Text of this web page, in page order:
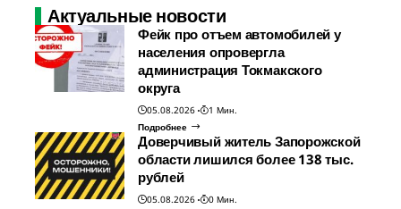
Актуальные новости
Фейк про отъем автомобилей у
населения опровергла
администрация Токмакского
округа
05.08.2026
1 Мин.
Подробнее
Доверчивый житель Запорожской
области лишился более 138 тыс.
рублей
05.08.2026
0 Мин.